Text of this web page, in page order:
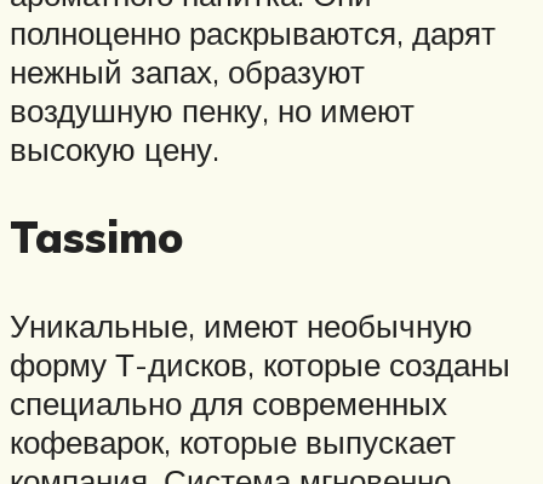
полноценно раскрываются, дарят
нежный запах, образуют
воздушную пенку, но имеют
высокую цену.
Tassimo
Уникальные, имеют необычную
форму Т-дисков, которые созданы
специально для современных
кофеварок, которые выпускает